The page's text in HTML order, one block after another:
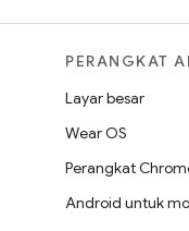
PERANGKAT
Layar besar
Wear OS
Perangkat
Android untuk